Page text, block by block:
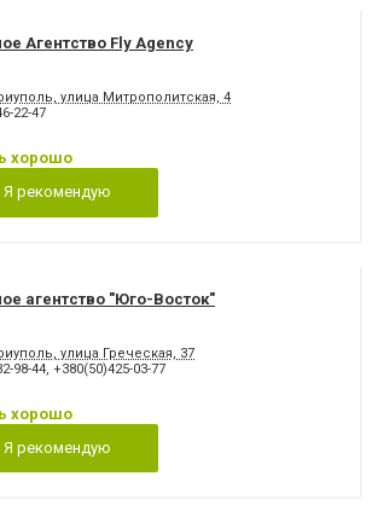
Агентство Fly Agency
улица Митрополитская, 4
22-47
хорошо
Я рекомендую
агентство "Юго-Восток"
улица Греческая, 37
98-44, +380(50)425-03-77
хорошо
Я рекомендую